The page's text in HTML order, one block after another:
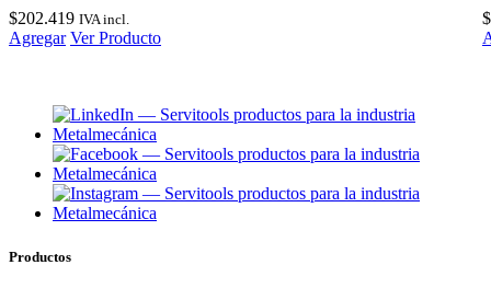
$202.419 IVA incl.
Agregar Ver Producto
$
Productos